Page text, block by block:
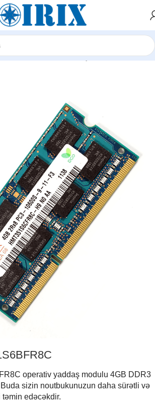
hissələri/Operativ yaddaşlar (RAM)
operativ yaddaş modulu 4GB DDR3
sizin noutbukunuzun daha sürətli və
edəcəkdir.